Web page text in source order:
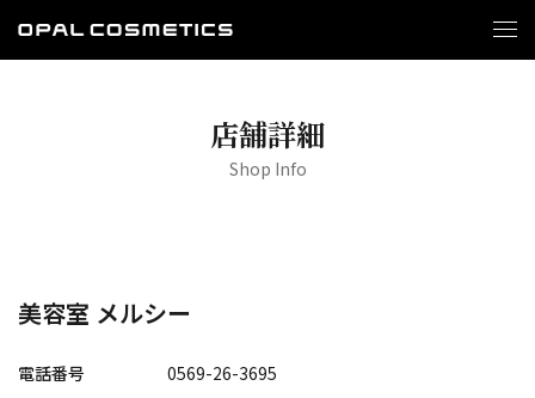
店舗詳細
Shop Info
美容室 メルシー
電話番号
0569-26-3695